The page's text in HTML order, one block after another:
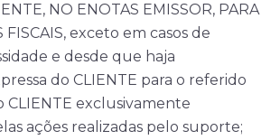
NO ENOTAS EMISSOR, PARA
FISCAIS, exceto em casos de
e desde que haja
do CLIENTE para o referido
CLIENTE exclusivamente
ações realizadas pelo suporte;